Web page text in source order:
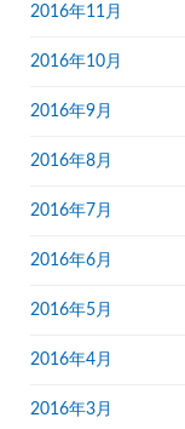
2016年11月
2016年10月
2016年9月
2016年8月
2016年7月
2016年6月
2016年5月
2016年4月
2016年3月